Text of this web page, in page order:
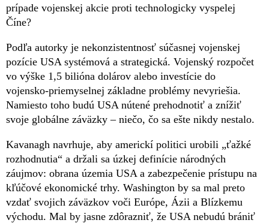
prípade vojenskej akcie proti technologicky vyspelej
Číne?
Podľa autorky je nekonzistentnosť súčasnej vojenskej
pozície USA systémová a strategická. Vojenský rozpočet
vo výške 1,5 bilióna dolárov alebo investície do
vojensko-priemyselnej základne problémy nevyriešia.
Namiesto toho budú USA nútené prehodnotiť a znížiť
svoje globálne záväzky – niečo, čo sa ešte nikdy nestalo.
Kavanagh navrhuje, aby americkí politici urobili „ťažké
rozhodnutia“ a držali sa úzkej definície národných
záujmov: obrana územia USA a zabezpečenie prístupu na
kľúčové ekonomické trhy. Washington by sa mal preto
vzdať svojich záväzkov voči Európe, Ázii a Blízkemu
východu. Mal by jasne zdôrazniť, že USA nebudú brániť